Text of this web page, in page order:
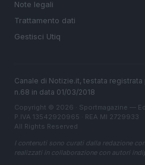
Note legali
Trattamento dati
Gestisci Utiq
Canale di Notizie.it, testata
n.68 in data 01/03/2018
Copyright © 2026 · Sportmagazine —
P.IVA 13542920965 · REA MI 2729933
All Rights Reserved
I contenuti sono curati dalla redazione
realizzati in collaborazione con autori